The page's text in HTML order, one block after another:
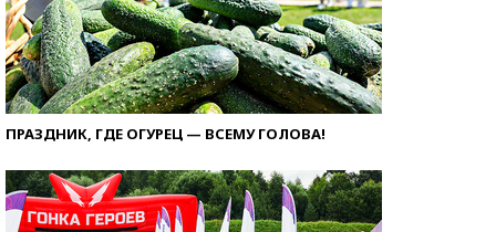
ПРАЗДНИК, ГДЕ ОГУРЕЦ — ВСЕМУ ГОЛОВА!